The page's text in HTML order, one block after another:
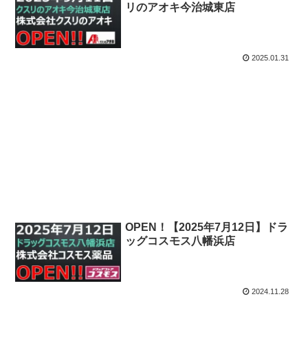
リのアオキ今治城東店
2025.01.31
OPEN！【2025年7月12日】ドラ
ッグコスモス八幡浜店
2024.11.28